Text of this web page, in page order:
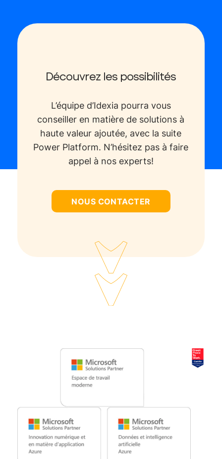
Découvrez les possibilités
L’équipe d’Idexia pourra vous
conseiller en matière de solutions à
haute valeur ajoutée, avec la suite
Power Platform. N’hésitez pas à faire
appel à nos experts!
NOUS CONTACTER